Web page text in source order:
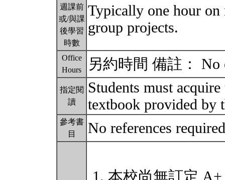
週課前
或/與課
後學習
時數
Typically one hour
group projects.
Office
Hours
另約時間 備註： No
指定閱
讀
Students must
textbook provided by
參考書
目
No references
本校尚無訂定